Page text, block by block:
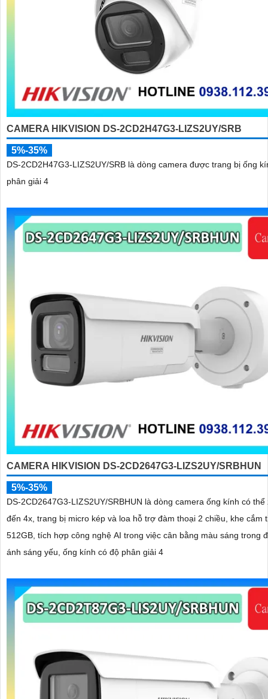
CAMERA HIKVISION DS-2CD2H47G3-LIZS2UY/SRB
5%-35%
DS-2CD2H47G3-LIZS2UY/SRB là dòng camera được trang bị ống
phân giải 4
CAMERA HIKVISION DS-2CD2647G3-LIZS2UY/SRBHUN
5%-35%
DS-2CD2647G3-LIZS2UY/SRBHUN là dòng camera ống kính có thể
đến 4x, trang bị micro kép và loa hỗ trợ đàm thoại 2 chiều, khe cắm
512GB, tích hợp công nghệ AI trong việc cân bằng màu sáng trong
ánh sáng yếu, ống kính có độ phân giải 4